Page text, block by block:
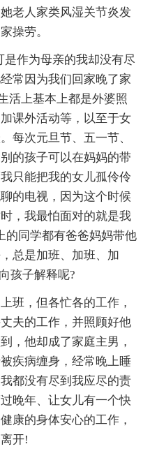
老人家类风湿关节炎发
操劳。
作为母亲的我却没有尽
常因为我们回家晚了家
活上基本上都是外婆照
课外活动等，以至于女
每次元旦节、五一节、
的孩子可以在妈妈的带
只能把我的女儿孤伶伶
的电视，因为这个时候
，我最怕面对的就是我
的同学都有爸爸妈妈带他
总是加班、加班、加
孩子解释呢?
班，但各忙各的工作，
夫的工作，并照顾好他
，他却成了家庭主男，
疾病缠身，经常晚上睡
都没有尽到我应尽的责
晚年、让女儿有一个快
康的身体安心的工作，
开!